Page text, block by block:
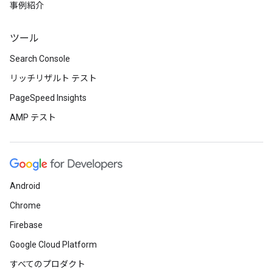
事例紹介
ツール
Search Console
リッチリザルト テスト
PageSpeed Insights
AMP テスト
Android
Chrome
Firebase
Google Cloud Platform
すべてのプロダクト